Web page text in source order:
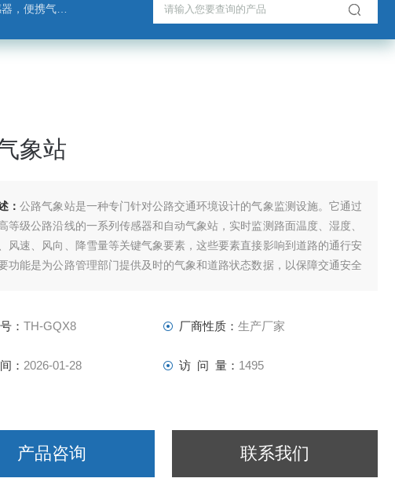
仪，动物疫病检测仪
象站
：公路气象站是一种专门针对公路交通环境设计的气象监测设施。它通过
等级公路沿线的一系列传感器和自动气象站，实时监测路面温度、湿度、
风速、风向、降雪量等关键气象要素，这些要素直接影响到道路的通行安
功能是为公路管理部门提供及时的气象和道路状态数据，以保障交通安全
： TH-GQX8 厂商性质： 生产厂家
： 2026-01-28 访 问 量： 1495
产品咨询 联系我们